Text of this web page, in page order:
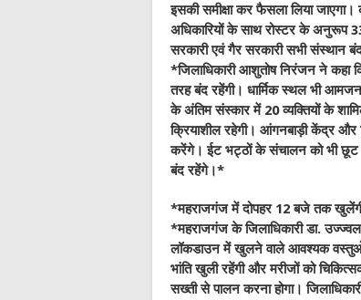
इसकी समीक्षा कर फैसला लिया जाएगा।
अधिकारियों के साथ रोस्टर के अनुरूप 33
सरकारी एवं गैर सरकारी सभी संस्थान
*जिलाधिकारी आशुतोष निरंजन ने कहा
तरह बंद रहेंगी। धार्मिक स्थल भी
के अंतिम संस्कार में 20 व्यक्तियों के
क्रियाशील रहेगी। आंगनबाड़ी केंद्र और
करेंगे। ईट भट्ठों के संचालन को भी छूट
बंद रहेंगे।*
*महराजगंज में दोपहर 12 बजे तक
*महराजगंज के जिलाधिकारी डा.
लॉकडाउन में खुलने वाले आवश्यक वस्तुओं
भांति खुली रहेंगी और मरीजों को
सख्ती से पालन करना होगा।